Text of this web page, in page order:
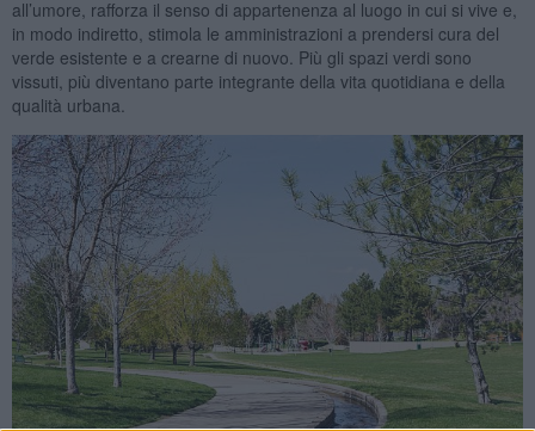
all’umore, rafforza il senso di appartenenza al luogo in cui si vive e,
in modo indiretto, stimola le amministrazioni a prendersi cura del
verde esistente e a crearne di nuovo. Più gli spazi verdi sono
vissuti, più diventano parte integrante della vita quotidiana e della
qualità urbana.